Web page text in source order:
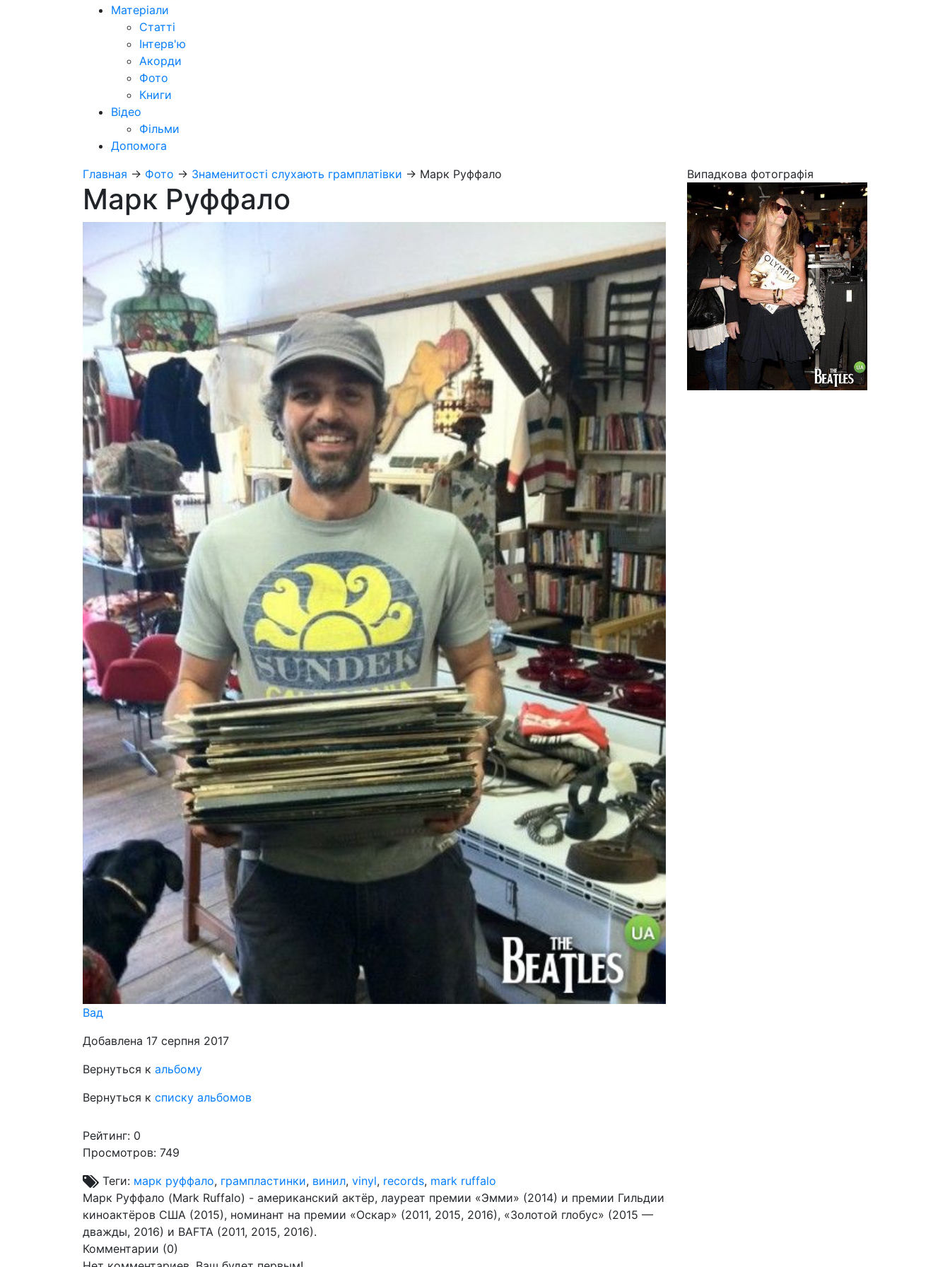
Матеріали
Статті
Інтерв'ю
Акорди
Фото
Книги
Відео
Фільми
Допомога
Главная → Фото → Знаменитості слухають грамплатівки → Марк Руффало
Марк Руффало
Вад
Добавлена 17 серпня 2017
Вернуться к альбому
Вернуться к списку альбомов
Рейтинг: 0
Просмотров: 749
Теги: марк руффало, грампластинки, винил, vinyl, records, mark ruffalo
Марк Руффало (Mark Ruffalo) - американский актёр, лауреат премии «Эмми» (2014) и премии Гильдии
киноактёров США (2015), номинант на премии «Оскар» (2011, 2015, 2016), «Золотой глобус» (2015 —
дважды, 2016) и BAFTA (2011, 2015, 2016).
Комментарии (0)
Випадкова фотографія